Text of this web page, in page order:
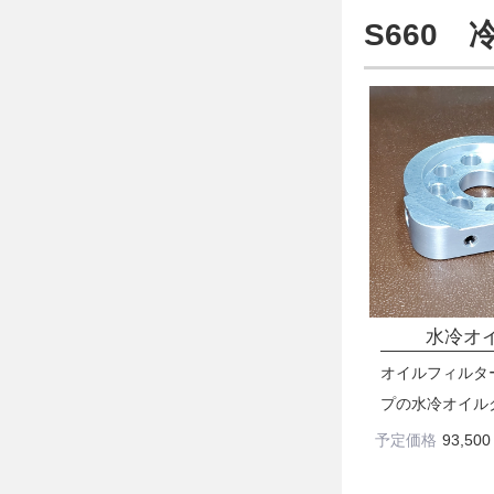
S660 冷
水冷オ
オイルフィル
プの水冷オイ
予定価格 93,500